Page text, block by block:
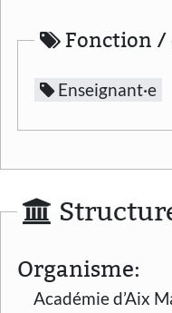
Fonction /
Enseignant·e
Organisme:
Académie d’Aix